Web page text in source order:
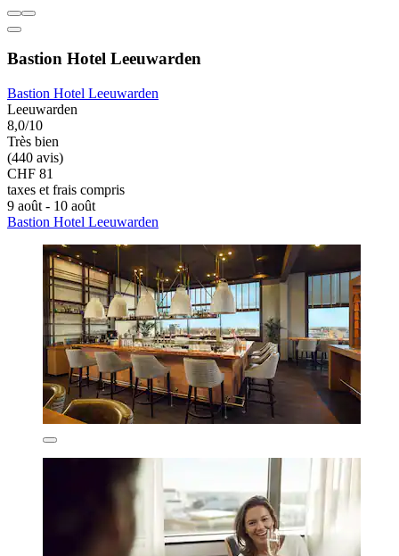
Bastion Hotel Leeuwarden
Bastion Hotel Leeuwarden
Leeuwarden
8,0/10
Très bien
(440 avis)
CHF 81
taxes et frais compris
9 août - 10 août
Bastion Hotel Leeuwarden